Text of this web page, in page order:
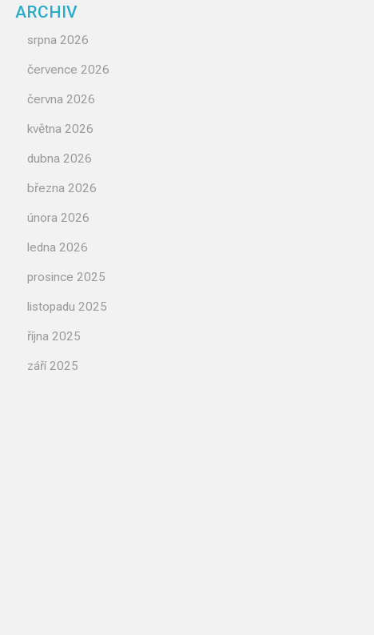
ARCHIV
srpna 2026
července 2026
června 2026
května 2026
dubna 2026
března 2026
února 2026
ledna 2026
prosince 2025
listopadu 2025
října 2025
září 2025